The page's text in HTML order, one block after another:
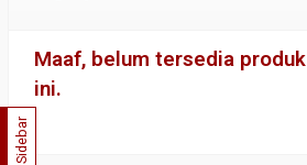
Maaf, belum tersedia
ini.
Sidebar